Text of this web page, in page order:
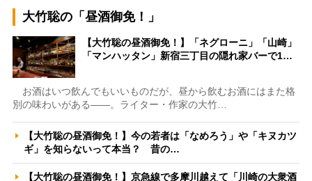
大竹聡の「昼酒御免！」
【大竹聡の昼酒御免！】「ネグローニ」「山崎」
「マンハッタン」新宿三丁目の隠れ家バーで1…
お酒はいつ飲んでもいいものだが、昼から飲むお酒にはまた格
別の味わいがある――。ライター・作家の大竹…
【大竹聡の昼酒御免！】今の若者は「なめろう」や「キヌカツ
ギ」を知らないって本当？ 昔の…
【大竹聡の昼酒御免！】京急線で多摩川越えて「川崎の大衆酒